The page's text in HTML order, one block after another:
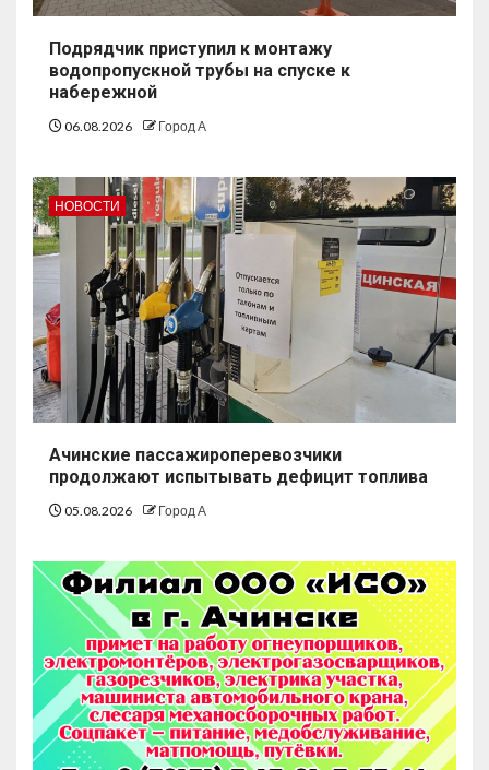
Подрядчик приступил к монтажу
водопропускной трубы на спуске к
набережной
06.08.2026 Город А
НОВОСТИ
Ачинские пассажироперевозчики
продолжают испытывать дефицит топлива
05.08.2026 Город А